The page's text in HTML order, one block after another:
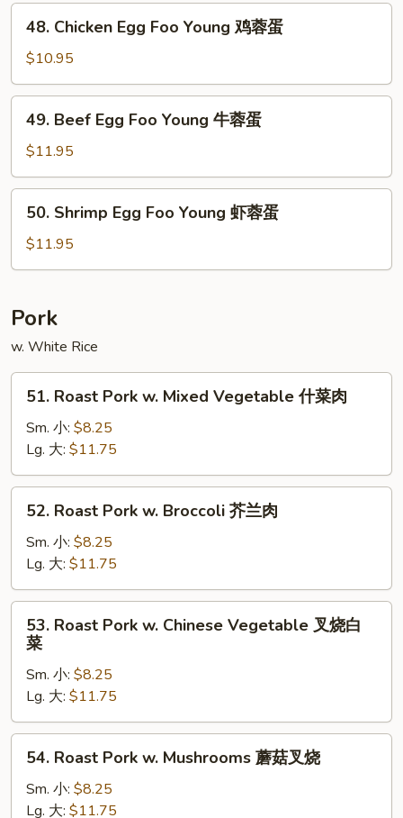
Young
蛋
Chicken
Egg
Foo
Young
48. Chicken Egg Foo Young 鸡蓉蛋
$10.95
Beef
Egg
Foo
Young
49. Beef Egg Foo Young 牛蓉蛋
$11.95
Shrimp
Egg
Foo
虾
蓉
蛋
50. Shrimp Egg Foo Young 虾蓉蛋
$11.95
Pork
w. White Rice
Roast
Pork
Mixed
Vegetable
51. Roast Pork w. Mixed Vegetable 什菜肉
Sm. 小: $8.25
Lg. 大: $11.75
Roast
Pork
Broccoli
芥
52. Roast Pork w. Broccoli 芥兰肉
Sm. 小: $8.25
Lg. 大: $11.75
Roast
Pork
Chinese
Vegetable
叉
53. Roast Pork w. Chinese Vegetable 叉烧白
菜
Sm. 小: $8.25
Lg. 大: $11.75
Roast
Pork
54. Roast Pork w. Mushrooms 蘑菇叉烧
Sm. 小: $8.25
Lg. 大: $11.75